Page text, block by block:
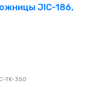
JIC-186,
TK-350